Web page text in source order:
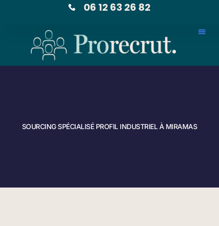
06 12 63 26 82
SOURCING SPÉCIALISÉ PROFIL INDUSTRIEL À MIRAMAS